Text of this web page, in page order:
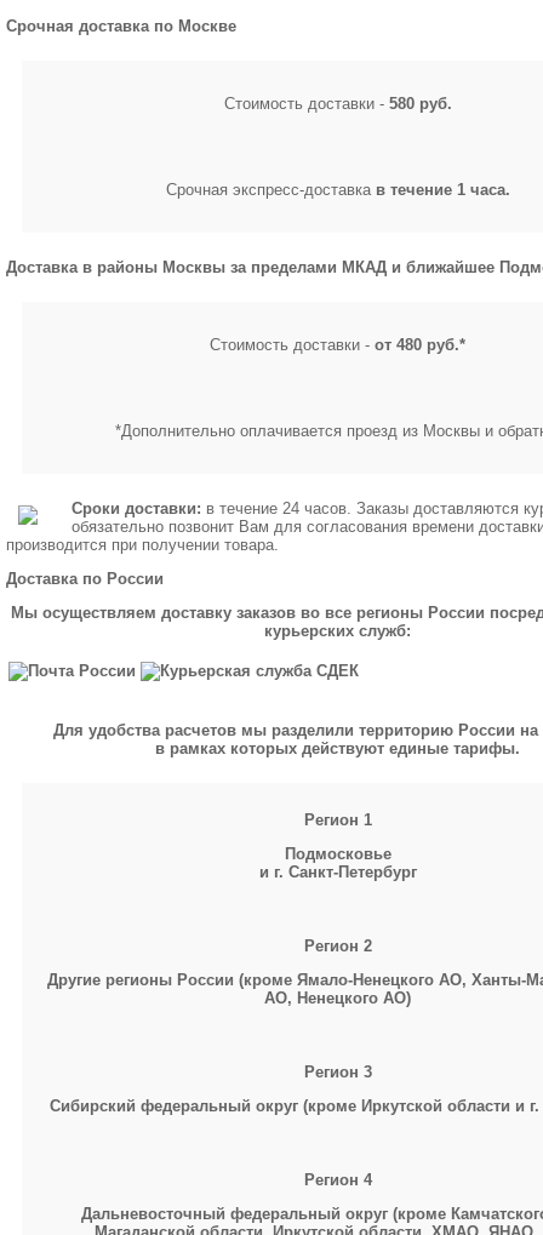
Срочная доставка по Москве
Стоимость доставки - 580 руб.
Срочная экспресс-доставка в течение 1 часа.
Доставка в районы Москвы за пределами МКАД и ближайшее
Стоимость доставки - от 480 руб.*
*Дополнительно оплачивается проезд из Москвы и
Сроки доставки: в течение 24 часов. Заказы доставляются
обязательно позвонит Вам для согласования времени
производится при получении товара.
Доставка по России
Мы осуществляем доставку заказов во все регионы России
курьерских служб:
Для удобства расчетов мы разделили территорию России на
в рамках которых действуют единые тарифы.
Регион 1
Подмосковье
и г. Санкт-Петербург
Регион 2
Другие регионы России (кроме Ямало-Ненецкого АО, Ханты-
АО, Ненецкого АО)
Регион 3
Сибирский федеральный округ (кроме Иркутской области и
Регион 4
Дальневосточный федеральный округ (кроме